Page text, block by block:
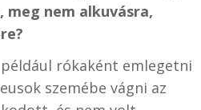
nem alkuvásra,
rókaként emlegetni
szemébe vágni az